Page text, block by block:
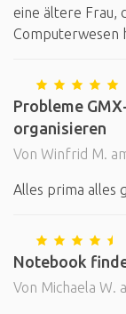
eine ältere Frau,
Computerwesen
Probleme
organisieren
Von Winfrid M.
Alles prima alles
Notebook
Von Michaela W.